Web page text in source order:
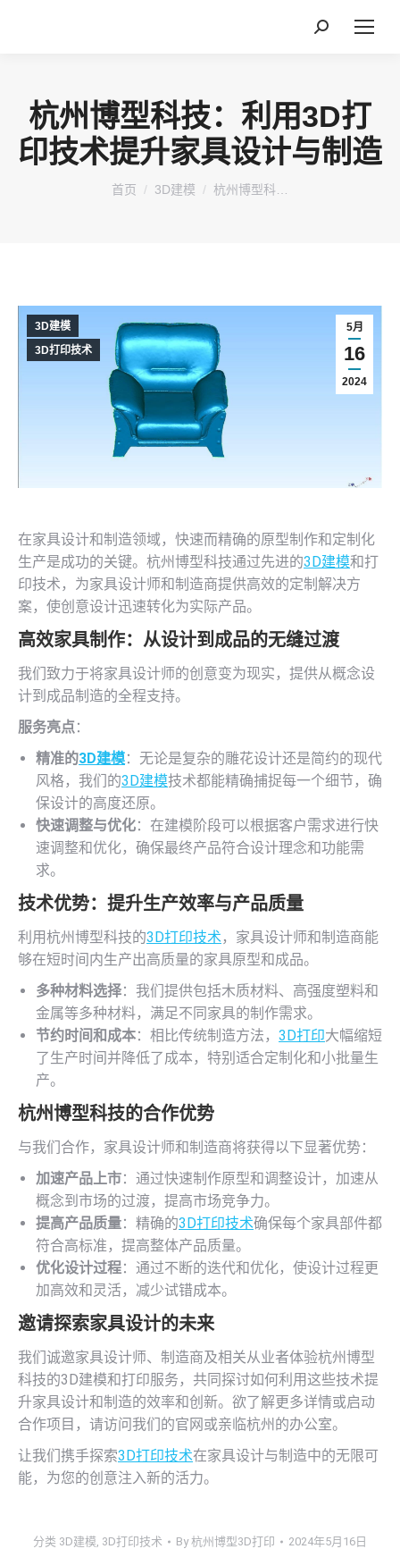
搜
杭州博型科技：利用3D打
印技术提升家具设计与制造
您在这里：
首页 3D建模 杭州博型科…
5月
16
2024
3D建模
3D打印技术
在家具设计和制造领域，快速而精确的原型制作和定制化
生产是成功的关键。杭州博型科技通过先进的3D建模和打
印技术，为家具设计师和制造商提供高效的定制解决方
案，使创意设计迅速转化为实际产品。
高效家具制作：从设计到成品的无缝过渡
我们致力于将家具设计师的创意变为现实，提供从概念设
计到成品制造的全程支持。
服务亮点：
精准的3D建模：无论是复杂的雕花设计还是简约的现代
风格，我们的3D建模技术都能精确捕捉每一个细节，确
保设计的高度还原。
快速调整与优化：在建模阶段可以根据客户需求进行快
速调整和优化，确保最终产品符合设计理念和功能需
求。
技术优势：提升生产效率与产品质量
利用杭州博型科技的3D打印技术，家具设计师和制造商能
够在短时间内生产出高质量的家具原型和成品。
多种材料选择：我们提供包括木质材料、高强度塑料和
金属等多种材料，满足不同家具的制作需求。
节约时间和成本：相比传统制造方法， 3D打印大幅缩短
了生产时间并降低了成本，特别适合定制化和小批量生
产。
杭州博型科技的合作优势
与我们合作，家具设计师和制造商将获得以下显著优势：
加速产品上市：通过快速制作原型和调整设计，加速从
概念到市场的过渡，提高市场竞争力。
提高产品质量：精确的3D打印技术确保每个家具部件都
符合高标准，提高整体产品质量。
优化设计过程：通过不断的迭代和优化，使设计过程更
加高效和灵活，减少试错成本。
邀请探索家具设计的未来
我们诚邀家具设计师、制造商及相关从业者体验杭州博型
科技的3D建模和打印服务，共同探讨如何利用这些技术提
升家具设计和制造的效率和创新。欲了解更多详情或启动
合作项目，请访问我们的官网或亲临杭州的办公室。
让我们携手探索3D打印技术在家具设计与制造中的无限可
能，为您的创意注入新的活力。
分类 3D建模, 3D打印技术 By杭州博型3D打印 2024年5月16日